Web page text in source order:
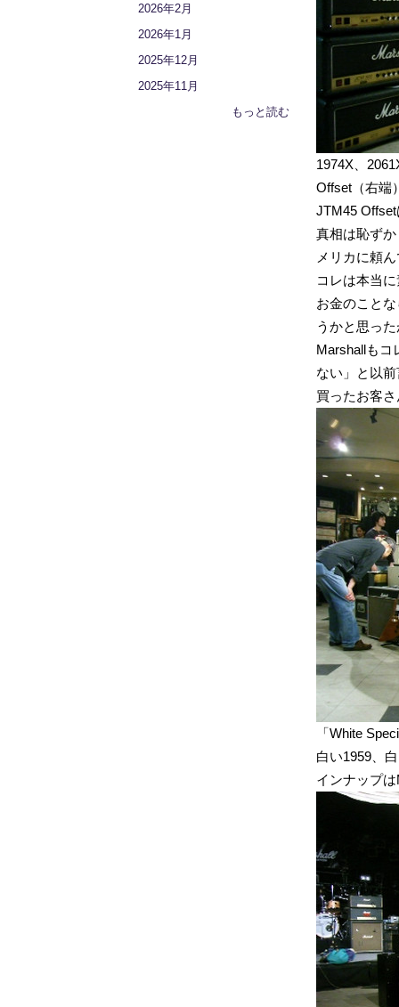
2026年2月
2026年1月
2025年12月
2025年11月
もっと読む
1974X、
Offset（右端
JTM45
真相は恥ず
メリカに頼
コレは本当
お金のこと
うかと思っ
Marshallもコ
ない」と以
買ったお客
「White
白い1959、
インナップ